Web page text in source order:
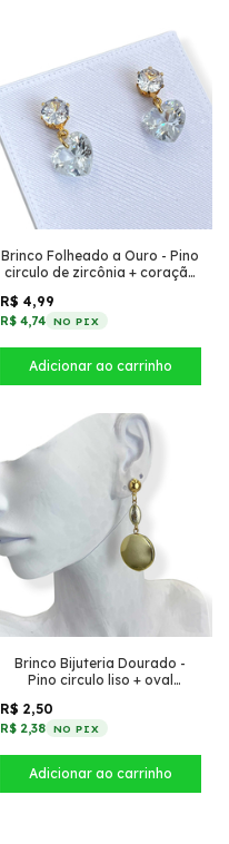
Brinco Folheado a Ouro - Pino
circulo de zircônia + coração
R$ 4,99
R$ 4,74 NO PIX
Brinco Bijuteria Dourado -
Pino circulo liso + oval
R$ 2,50
R$ 2,38 NO PIX